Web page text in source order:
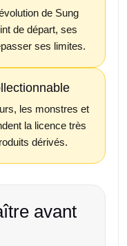
de Sung
de départ, ses
ses limites.
les monstres et
la licence très
dérivés.
avant